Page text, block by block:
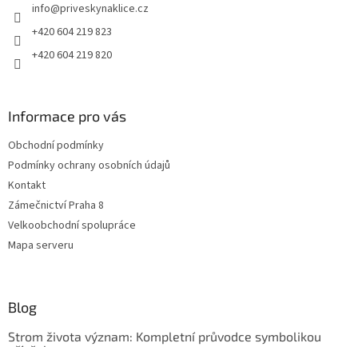
info@priveskynaklice.cz
+420 604 219 823
+420 604 219 820
Informace pro vás
Obchodní podmínky
Podmínky ochrany osobních údajů
Kontakt
Zámečnictví Praha 8
Velkoobchodní spolupráce
Mapa serveru
Blog
Strom života význam: Kompletní průvodce symbolikou